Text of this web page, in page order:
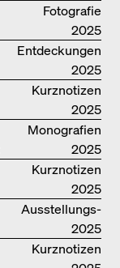
Fotografie
2025
Entdeckungen
2025
Kurznotizen
2025
Monografien
2025
Kurznotizen
2025
Ausstellungs­
kataloge
2025
Kurznotizen